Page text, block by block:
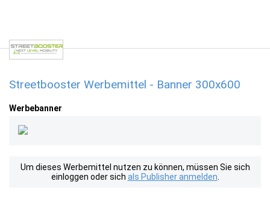
Streetbooster Werbemittel - Banner 300x600
Werbebanner
Um dieses Werbemittel nutzen zu können, müssen Sie sich
einloggen oder sich als Publisher anmelden